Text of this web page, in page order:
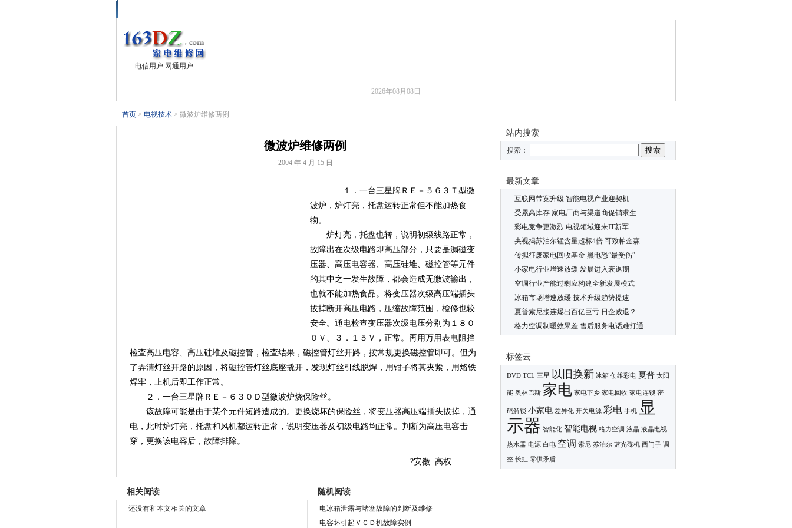
电信用户 网通用户
2026年08月08日
首页 > 电视技术 > 微波炉维修两例
微波炉维修两例
2004 年 4 月 15 日
１．一台三星牌ＲＥ－５６３Ｔ型微
波炉，炉灯亮，托盘运转正常但不能加热食
物。
炉灯亮，托盘也转，说明初级线路正常，
故障出在次级电路即高压部分，只要是漏磁变
压器、高压电容器、高压硅堆、磁控管等元件
的其中之一发生故障，都会造成无微波输出，
也就不能加热食品。将变压器次级高压端插头
拔掉断开高压电路，压缩故障范围，检修也较
安全。通电检查变压器次级电压分别为１８０
０Ｖ、３．１５Ｖ，正常。再用万用表电阻挡
检查高压电容、高压硅堆及磁控管，检查结果，磁控管灯丝开路，按常规更换磁控管即可。但为
了弄清灯丝开路的原因，将磁控管灯丝底座撬开，发现灯丝引线脱焊，用钳子将其夹紧，用烙铁
焊牢，上机后即工作正常。
２．一台三星牌ＲＥ－６３０Ｄ型微波炉烧保险丝。
该故障可能是由于某个元件短路造成的。更换烧坏的保险丝，将变压器高压端插头拔掉，通
电，此时炉灯亮，托盘和风机都运转正常，说明变压器及初级电路均正常。判断为高压电容击
穿，更换该电容后，故障排除。
?安徽 高权
相关阅读
还没有和本文相关的文章
随机阅读
电冰箱泄露与堵塞故障的判断及维修
电容坏引起ＶＣＤ机故障实例
站内搜索
搜索：
最新文章
互联网带宽升级 智能电视产业迎契机
受累高库存 家电厂商与渠道商促销求生
彩电竞争更激烈 电视领域迎来IT新军
央视揭苏泊尔锰含量超标4倍 可致帕金森
传拟征废家电回收基金 黑电恐“最受伤”
小家电行业增速放缓 发展进入衰退期
空调行业产能过剩应构建全新发展模式
冰箱市场增速放缓 技术升级趋势提速
夏普索尼接连爆出百亿巨亏 日企败退？
格力空调制暖效果差 售后服务电话难打通
标签云
DVD TCL 三星 以旧换新 冰箱 创维彩电 夏普 太阳
能 奥林巴斯 家电 家电下乡 家电回收 家电连锁 密
码解锁 小家电 差异化 开关电源 彩电 手机 显
示器 智能化 智能电视 格力空调 液晶 液晶电视
热水器 电源 白电 空调 索尼 苏泊尔 蓝光碟机 西门子 调
整 长虹 零供矛盾